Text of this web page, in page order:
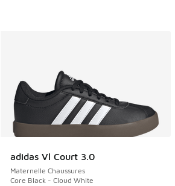
adidas Vl Court 3.0
Maternelle Chaussures
Core Black - Cloud White